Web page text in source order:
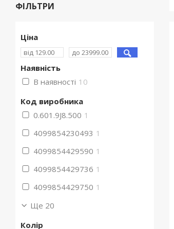
ФІЛЬТРИ
Ціна
Наявність
В наявності 10
Код виробника
0.601.9J8.500 1
4099854230493 1
4099854429590 1
4099854429736 1
4099854429750 1
Ще 20
Колір